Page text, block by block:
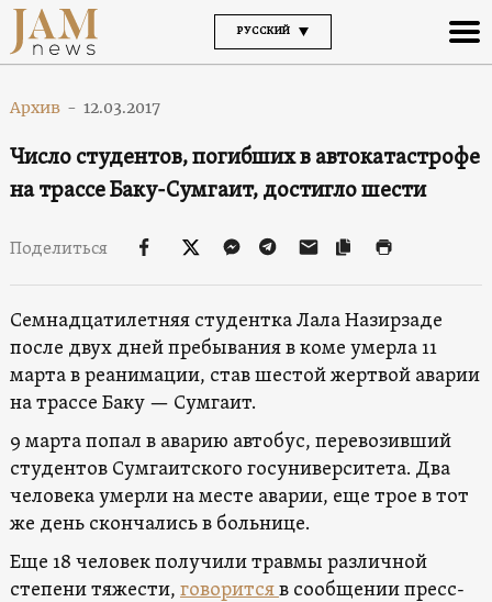
РУССКИЙ
Архив - 12.03.2017
Число студентов, погибших в автокатастрофе
на трассе Баку-Сумгаит, достигло шести
Поделиться
Семнадцатилетняя студентка Лала Назирзаде
после двух дней пребывания в коме умерла 11
марта в реанимации, став шестой жертвой аварии
на трассе Баку — Сумгаит.
9 марта попал в аварию автобус, перевозивший
студентов Сумгаитского госуниверситета. Два
человека умерли на месте аварии, еще трое в тот
же день скончались в больнице.
Еще 18 человек получили травмы различной
степени тяжести, говоритсяв сообщении пресс-